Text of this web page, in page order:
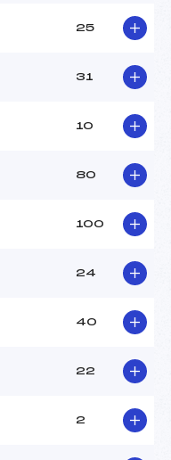
25
31
10
80
100
24
40
22
2